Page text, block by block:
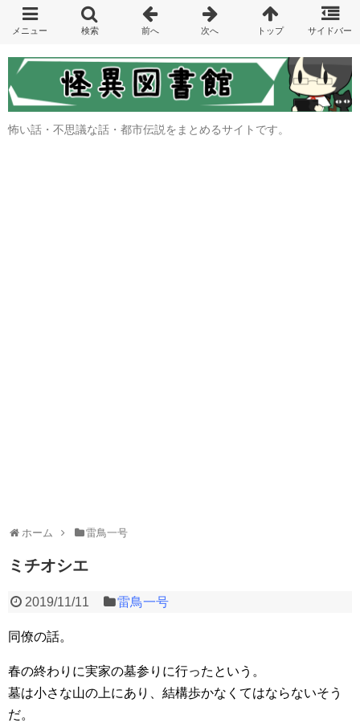
怖い話・不思議な話・都市伝説をまとめるサイトです。
ホーム 雷鳥一号
ミチオシエ
2019/11/11 雷鳥一号
同僚の話。
春の終わりに実家の墓参りに行ったという。
墓は小さな山の上にあり、結構歩かなくてはならないそう
だ。